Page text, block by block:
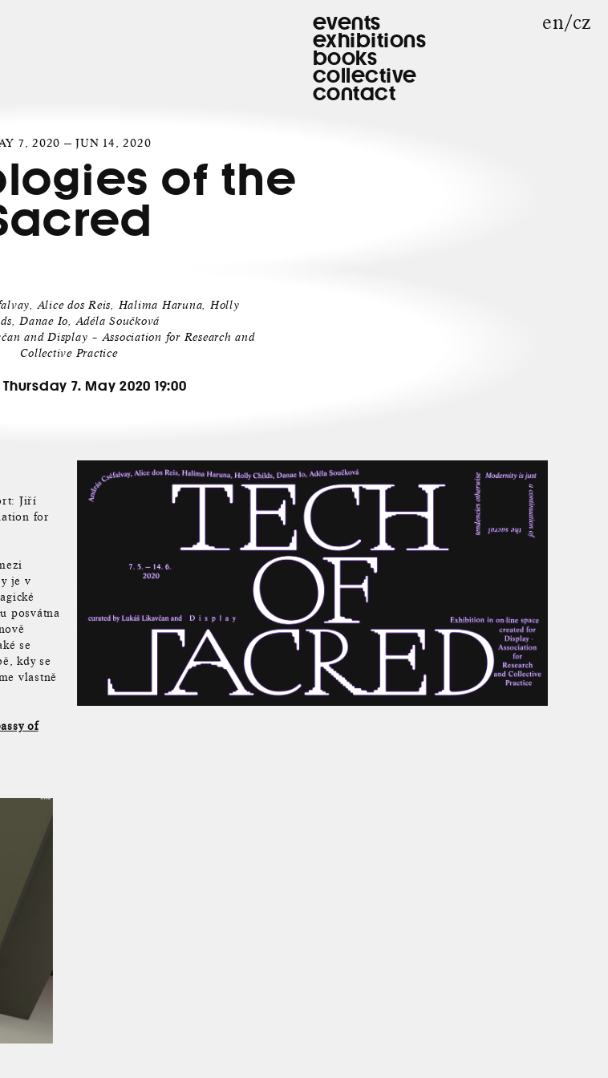
events
exhibitions
books
collective
contact
en cz
7, 2020 — JUN 14, 2020
of the
Alice dos Reis, Halima Haruna, Holly
Danae Io, Adéla Součková
and Display – Association for Research and
Collective Practice
Thursday 7. May 2020 19:00
Jiří
for
je v
posvátna
se
kdy se
vlastně
of